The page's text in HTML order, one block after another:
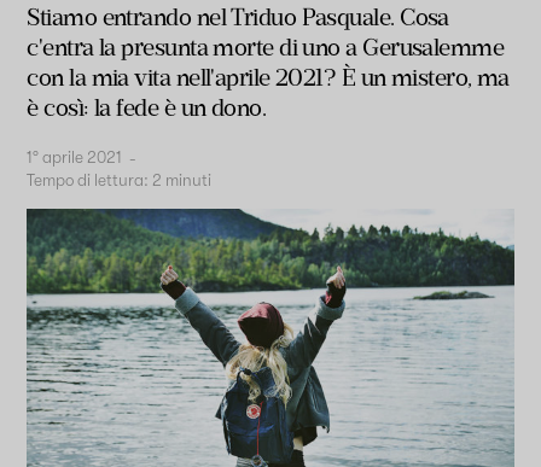
Stiamo entrando nel Triduo Pasquale. Cosa
c'entra la presunta morte di uno a Gerusalemme
con la mia vita nell'aprile 2021? È un mistero, ma
è così: la fede è un dono.
1° aprile 2021 -
Tempo di lettura: 2 minuti